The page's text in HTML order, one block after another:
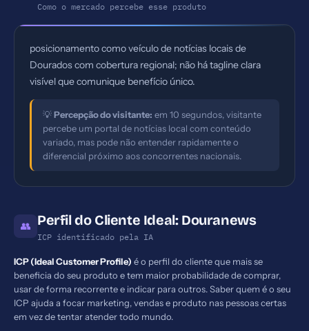
Como o mercado percebe esse produto
posicionamento como veículo de notícias locais de
Dourados com cobertura regional; não há tagline clara
visível que comunique benefício único.
💡Percepção do visitante: em 10 segundos, visitante
percebe um portal de notícias local com conteúdo
variado, mas pode não entender rapidamente o
diferencial próximo aos concorrentes nacionais.
👥 Perfil do Cliente Ideal: Douranews
ICP identificado pela IA
ICP (Ideal Customer Profile) é o perfil do cliente que mais se
beneficia do seu produto e tem maior probabilidade de comprar,
usar de forma recorrente e indicar para outros. Saber quem é o seu
ICP ajuda a focar marketing, vendas e produto nas pessoas certas
em vez de tentar atender todo mundo.